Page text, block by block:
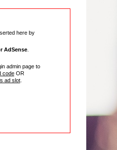
here by
AdSense.
admin page to
codeOR
ad slot.